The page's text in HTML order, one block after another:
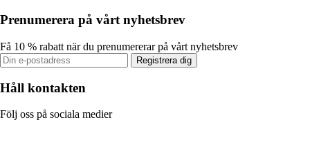
Prenumerera på vårt nyhetsbrev
Få 10 % rabatt när du prenumererar på vårt nyhetsbrev
Registrera dig
Håll kontakten
Följ oss på sociala medier